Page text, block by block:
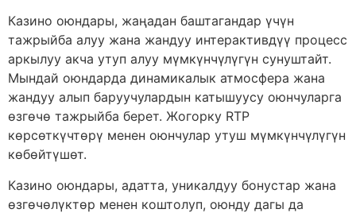
Казино оюндары, жаңадан баштагандар үчүн
тажрыйба алуу жана жандуу интерактивдүү процесс
аркылуу акча утуп алуу мүмкүнчүлүгүн сунуштайт.
Мындай оюндарда динамикалык атмосфера жана
жандуу алып баруучулардын катышуусу оюнчуларга
өзгөчө тажрыйба берет. Жогорку RTP
көрсөткүчтөрү менен оюнчулар утуш мүмкүнчүлүгүн
көбөйтүшөт.
Казино оюндары, адатта, уникалдуу бонустар жана
өзгөчөлүктөр менен коштолуп, оюнду дагы да